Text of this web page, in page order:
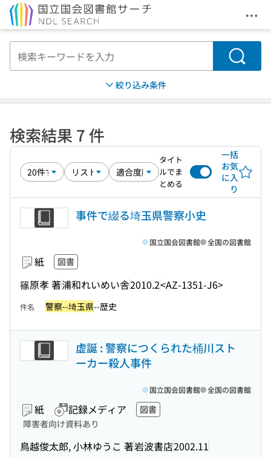
メ
検索
絞り込み条件
検索結果 7 件
タイト
ルでま
とめる
一括
お気
に入
り
事件で綴る埼玉県警察小史
紙 図書
篠原孝 著浦和れいめい舎2010.2<AZ-1351-J6>
国立国会図書館 全国の図書館
件名 警察--埼玉県--歴史
虚誕 : 警察につくられた桶川スト
ーカー殺人事件
紙 記録メディア
図書
障害者向け資料あり
鳥越俊太郎, 小林ゆうこ 著岩波書店2002.11
国立国会図書館 全国の図書館